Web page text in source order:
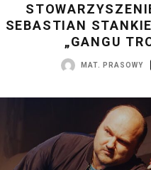
SEBASTIAN
„GANGU
MAT. PRASOWY